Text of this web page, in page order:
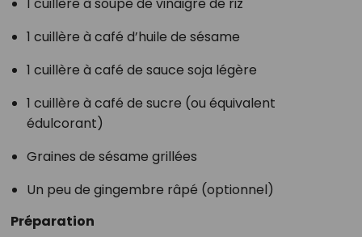
1 cuillère à soupe de vinaigre de riz
1 cuillère à café d’huile de sésame
1 cuillère à café de sauce soja légère
1 cuillère à café de sucre (ou équivalent
édulcorant)
Graines de sésame grillées
Un peu de gingembre râpé (optionnel)
Préparation